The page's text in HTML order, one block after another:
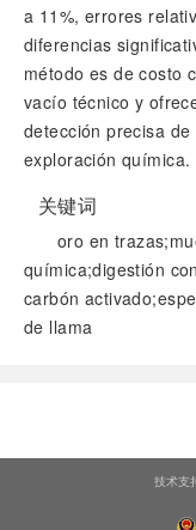
a 11%, errores
diferencias
método es de costo
vacío técnico y
detección precisa
exploración química.
关键词
oro en
química;digestión
carbón
de llama
技术支